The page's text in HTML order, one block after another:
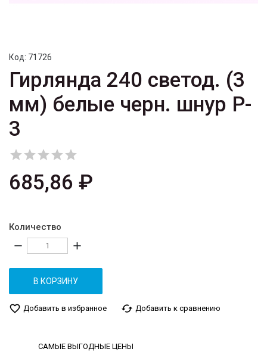
Код: 71726
Гирлянда 240 светод. (3
мм) белые черн. шнур P-
3

685,86 ₽
Количество
remove add
В КОРЗИНУ
favorite_border Добавить в избранное cached Добавить к сравнению
САМЫЕ ВЫГОДНЫЕ ЦЕНЫ